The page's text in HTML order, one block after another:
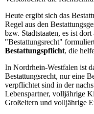
Heute ergibt sich das
Regel aus den
bzw. Stadtstaaten, es ist
"Bestattungsrecht"
Bestattungspflicht, die
In Nordrhein-Westfalen ist
Bestattungsrecht, nur eine
verpflichtet sind in der
Lebenspartner, volljährige
Großeltern und volljährige